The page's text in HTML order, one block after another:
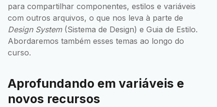
para compartilhar componentes, estilos e variáveis
com outros arquivos, o que nos leva à parte de
Design System(Sistema de Design) e Guia de Estilo.
Abordaremos também esses temas ao longo do
curso.
Aprofundando em variáveis e
novos recursos